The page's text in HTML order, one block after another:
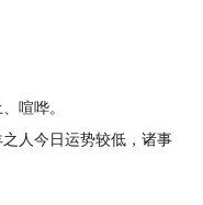
喧哗。
人今日运势较低，诸事